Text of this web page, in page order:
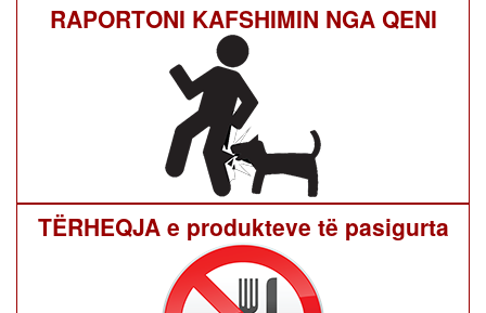
RAPORTONI KAFSHIMIN NGA QENI
TËRHEQJA e produkteve të pasigurta